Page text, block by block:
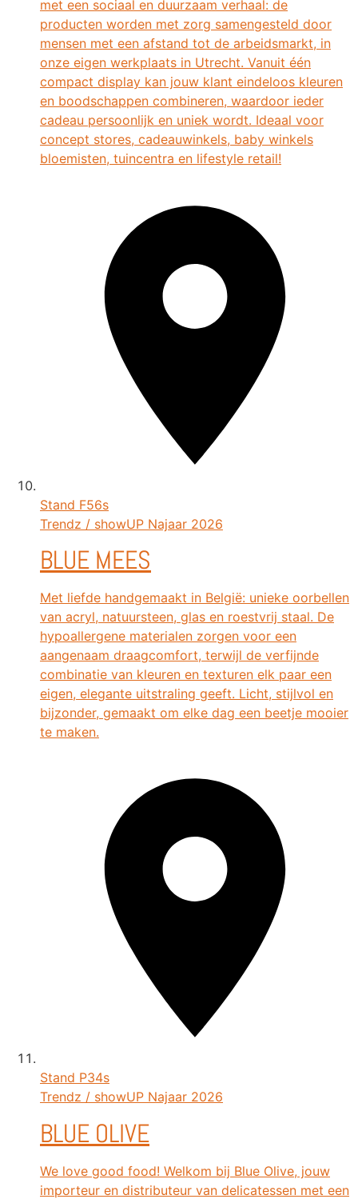
met een sociaal en duurzaam verhaal: de
producten worden met zorg samengesteld door
mensen met een afstand tot de arbeidsmarkt, in
onze eigen werkplaats in Utrecht. Vanuit één
compact display kan jouw klant eindeloos kleuren
en boodschappen combineren, waardoor ieder
cadeau persoonlijk en uniek wordt. Ideaal voor
concept stores, cadeauwinkels, baby winkels
bloemisten, tuincentra en lifestyle retail!
Stand F56s
Trendz / showUP Najaar 2026
BLUE MEES
Met liefde handgemaakt in België: unieke oorbellen
van acryl, natuursteen, glas en roestvrij staal. De
hypoallergene materialen zorgen voor een
aangenaam draagcomfort, terwijl de verfijnde
combinatie van kleuren en texturen elk paar een
eigen, elegante uitstraling geeft. Licht, stijlvol en
bijzonder, gemaakt om elke dag een beetje mooier
te maken.
Stand P34s
Trendz / showUP Najaar 2026
BLUE OLIVE
We love good food! Welkom bij Blue Olive, jouw
importeur en distributeur van delicatessen met een